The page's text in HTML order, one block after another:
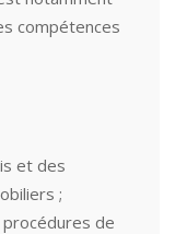
compétences
et des
;
de